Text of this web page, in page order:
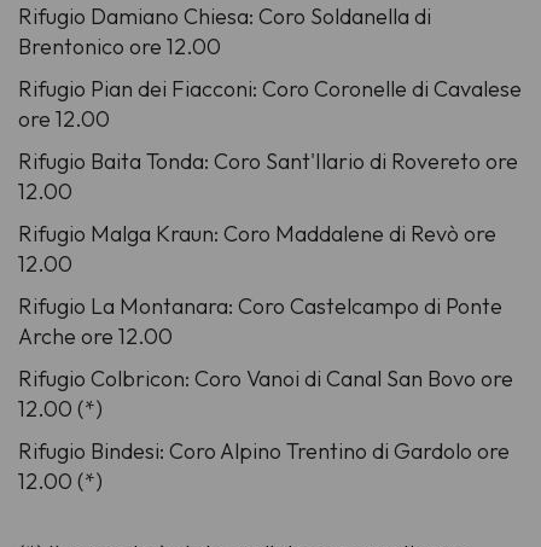
Rifugio Damiano Chiesa: Coro Soldanella di
Brentonico ore 12.00
Rifugio Pian dei Fiacconi: Coro Coronelle di Cavalese
ore 12.00
Rifugio Baita Tonda: Coro Sant'Ilario di Rovereto ore
12.00
Rifugio Malga Kraun: Coro Maddalene di Revò ore
12.00
Rifugio La Montanara: Coro Castelcampo di Ponte
Arche ore 12.00
Rifugio Colbricon: Coro Vanoi di Canal San Bovo ore
12.00 (*)
Rifugio Bindesi: Coro Alpino Trentino di Gardolo ore
12.00 (*)